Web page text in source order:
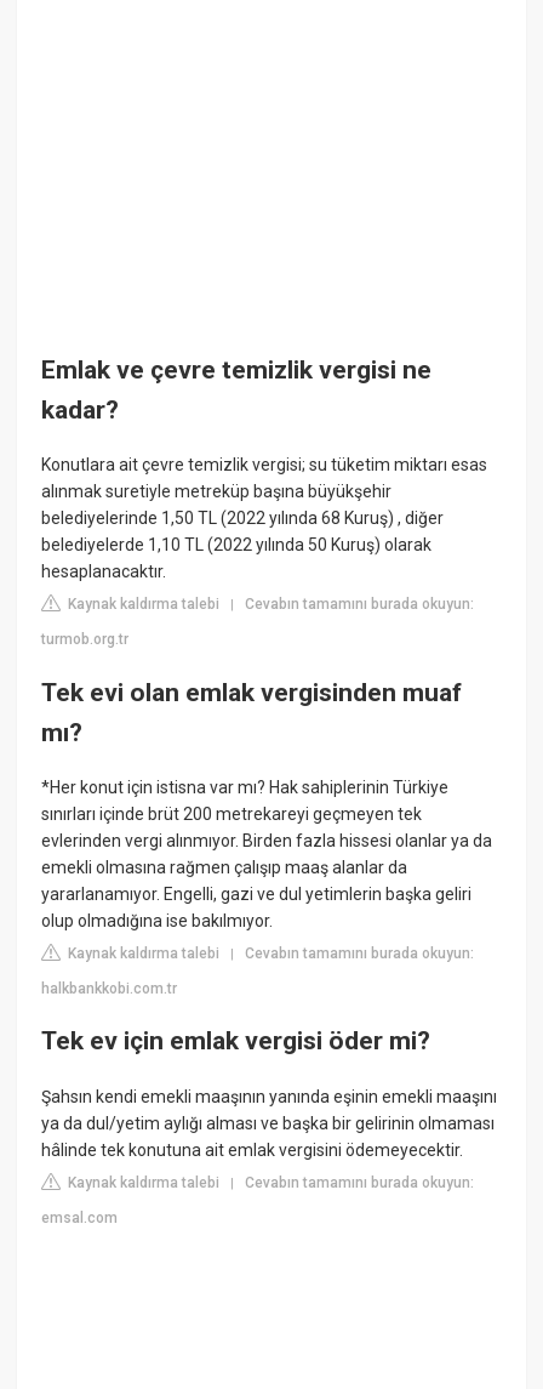
Emlak ve çevre temizlik vergisi ne
kadar?
Konutlara ait çevre temizlik vergisi; su tüketim miktarı esas
alınmak suretiyle metreküp başına büyükşehir
belediyelerinde 1,50 TL (2022 yılında 68 Kuruş) , diğer
belediyelerde 1,10 TL (2022 yılında 50 Kuruş) olarak
hesaplanacaktır.
Kaynak kaldırma talebi |Cevabın tamamını burada okuyun:
turmob.org.tr
Tek evi olan emlak vergisinden muaf
mı?
*Her konut için istisna var mı? Hak sahiplerinin Türkiye
sınırları içinde brüt 200 metrekareyi geçmeyen tek
evlerinden vergi alınmıyor. Birden fazla hissesi olanlar ya da
emekli olmasına rağmen çalışıp maaş alanlar da
yararlanamıyor. Engelli, gazi ve dul yetimlerin başka geliri
olup olmadığına ise bakılmıyor.
Kaynak kaldırma talebi |Cevabın tamamını burada okuyun:
halkbankkobi.com.tr
Tek ev için emlak vergisi öder mi?
Şahsın kendi emekli maaşının yanında eşinin emekli maaşını
ya da dul/yetim aylığı alması ve başka bir gelirinin olmaması
hâlinde tek konutuna ait emlak vergisini ödemeyecektir.
Kaynak kaldırma talebi |Cevabın tamamını burada okuyun:
emsal.com